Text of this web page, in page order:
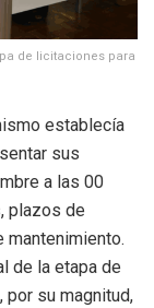
de licitaciones para
establecía
sus
a las 00
plazos de
mantenimiento.
de la etapa de
su magnitud,